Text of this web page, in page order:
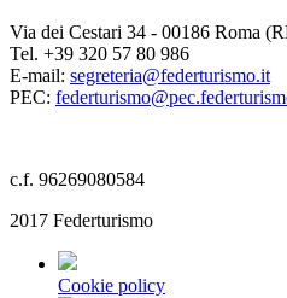
Via dei Cestari 34 - 00186 Roma
Tel. +39 320 57 80 986
E-mail: segreteria@federturismo.it
PEC:
c.f. 96269080584
2017 Federturismo
Cookie policy